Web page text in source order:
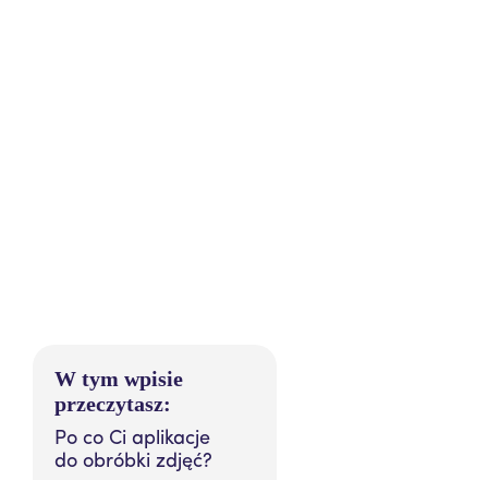
W tym wpisie
przeczytasz:
Po co Ci aplikacje
do obróbki zdjęć?